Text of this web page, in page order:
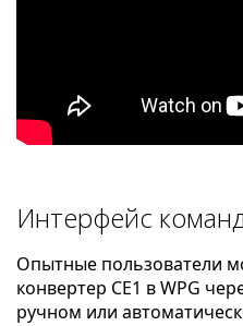
Интерфейс
Опытные пользователи
конвертер CE1 в WPG
ручном или